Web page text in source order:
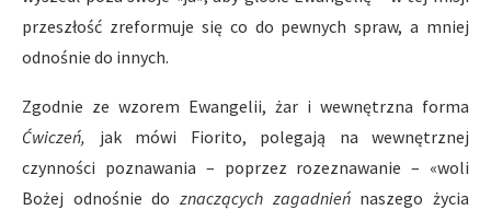
przeszłość zreformuje się co do pewnych spraw, a mniej
odnośnie do innych.
Zgodnie ze wzorem Ewangelii, żar i wewnętrzna forma
Ćwiczeń, jak mówi Fiorito, polegają na wewnętrznej
czynności poznawania – poprzez rozeznawanie – «woli
Bożej odnośnie do znaczących zagadnieńnaszego życia